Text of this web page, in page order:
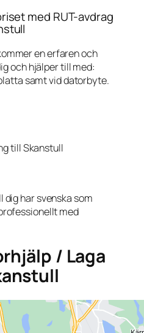
med RUT-avdrag
en erfaren och
och hjälper till med:
samt vid datorbyte.
till Skanstull
dig har svenska som
med
/ Laga